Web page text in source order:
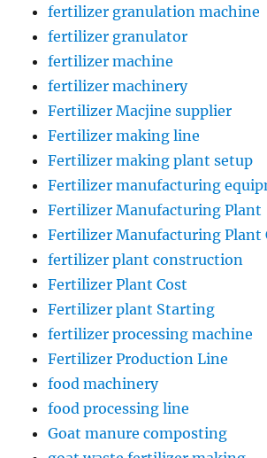
fertilizer granulation machine
fertilizer granulator
fertilizer machine
fertilizer machinery
Fertilizer Macjine supplier
Fertilizer making line
Fertilizer making plant setup
Fertilizer manufacturing
Fertilizer Manufacturing Plant
Fertilizer Manufacturing Plant
fertilizer plant construction
Fertilizer Plant Cost
Fertilizer plant Starting
fertilizer processing machine
Fertilizer Production Line
food machinery
food processing line
Goat manure composting